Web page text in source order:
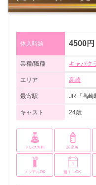
体入時給 4500円
業種/職種 キャバク
エリア 高崎
最寄駅 JR『高崎
キャスト 24歳
ドレス無料 託児所
ノンアルOK 週１～OK